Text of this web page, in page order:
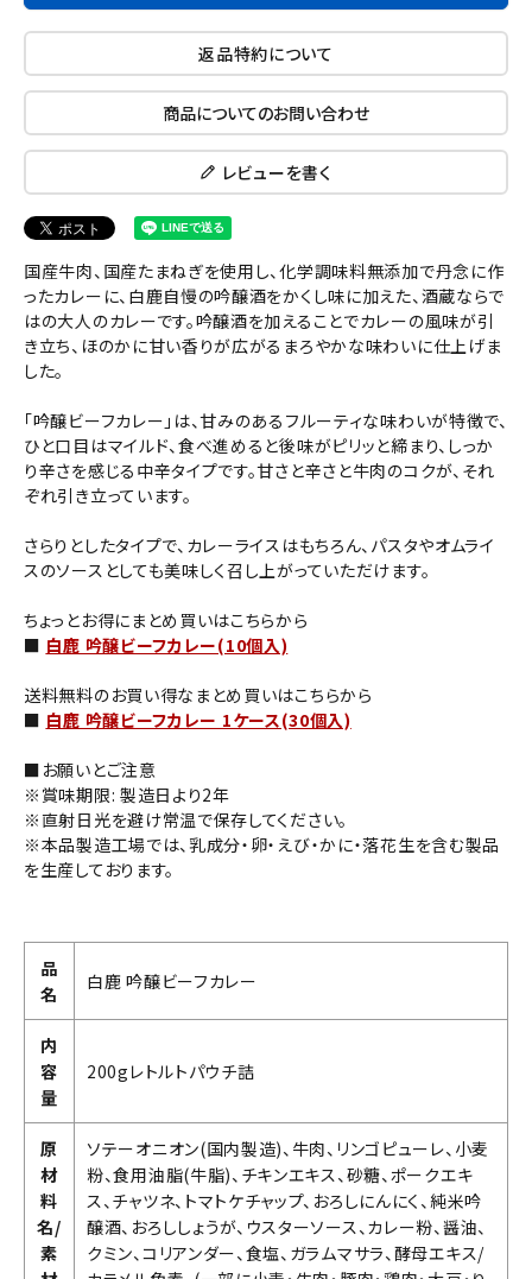
返品特約について
商品についてのお問い合わせ
レビューを書く
国産牛肉、国産たまねぎを使用し、化学調味料無添加で丹念に作
ったカレーに、白鹿自慢の吟醸酒をかくし味に加えた、酒蔵ならで
はの大人のカレーです。吟醸酒を加えることでカレーの風味が引
き立ち、ほのかに甘い香りが広がるまろやかな味わいに仕上げま
した。
「吟醸ビーフカレー」は、甘みのあるフルーティな味わいが特徴で、
ひと口目はマイルド、食べ進めると後味がピリッと締まり、しっか
り辛さを感じる中辛タイプです。甘さと辛さと牛肉のコクが、それ
ぞれ引き立っています。
さらりとしたタイプで、カレーライスはもちろん、パスタやオムライ
スのソースとしても美味しく召し上がっていただけます。
ちょっとお得にまとめ買いはこちらから
■ 白鹿 吟醸ビーフカレー(10個入)
送料無料のお買い得なまとめ買いはこちらから
■ 白鹿 吟醸ビーフカレー 1ケース(30個入)
■お願いとご注意
※賞味期限: 製造日より2年
※直射日光を避け常温で保存してください。
※本品製造工場では、乳成分・卵・えび・かに・落花生を含む製品
を生産しております。
品
名
白鹿 吟醸ビーフカレー
内
容
量
200gレトルトパウチ詰
原
材
料
名/
素
ソテーオニオン(国内製造)、牛肉、リンゴピューレ、小麦
粉、食用油脂(牛脂)、チキンエキス、砂糖、ポークエキ
ス、チャツネ、トマトケチャップ、おろしにんにく、純米吟
醸酒、おろししょうが、ウスターソース、カレー粉、醤油、
クミン、コリアンダー、食塩、ガラムマサラ、酵母エキス/